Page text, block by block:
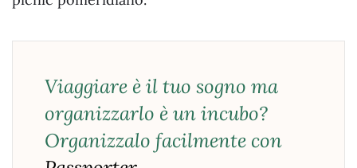
Viaggiare è il tuo sogno ma
organizzarlo è un incubo?
Organizzalo facilmente con